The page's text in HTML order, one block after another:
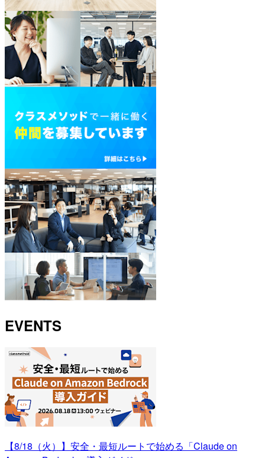
EVENTS
【8/18（火）】安全・最短ルートで始める「Claude on